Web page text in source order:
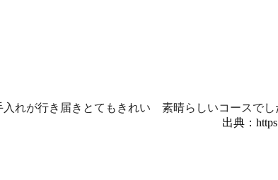
れが行き届きとてもきれい 素晴らしいコースでし
出典：